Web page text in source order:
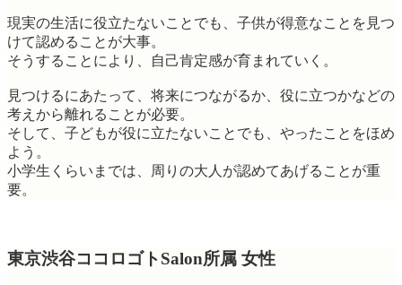
現実の生活に役立たないことでも、子供が得意なことを見つ
けて認めることが大事。
そうすることにより、自己肯定感が育まれていく。
見つけるにあたって、将来につながるか、役に立つかなどの
考えから離れることが必要。
そして、子どもが役に立たないことでも、やったことをほめ
よう。
小学生くらいまでは、周りの大人が認めてあげることが重
要。
東京渋谷ココロゴトSalon所属 女性